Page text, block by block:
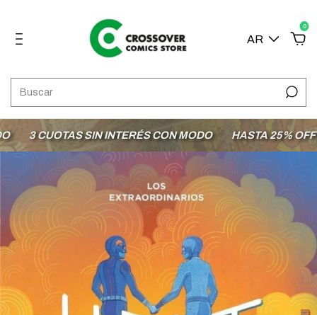
AR
0
3 CUOTAS SIN INTERÉS CON MODO HASTA 25% OFF EN